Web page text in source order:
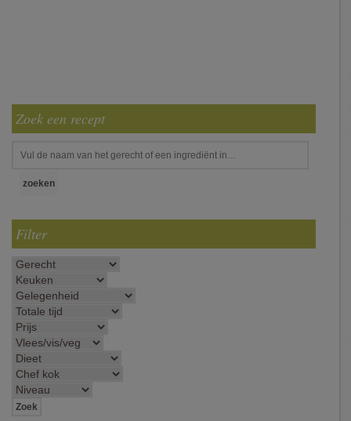
Zoek een recept
Filter